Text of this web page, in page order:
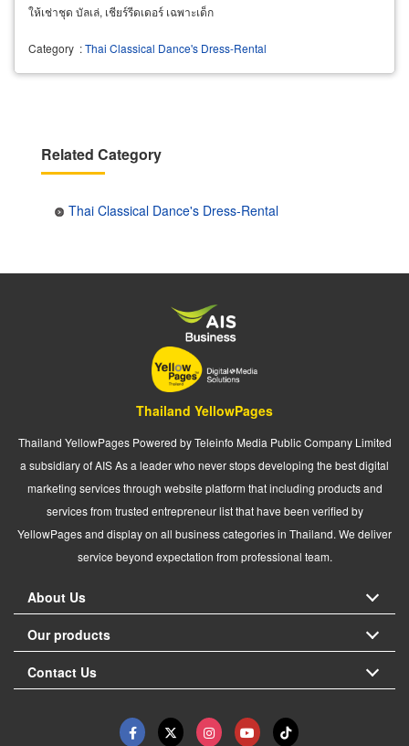
ให้เช่าชุด บัลเล่, เชียร์รีดเดอร์ เฉพาะเด็ก
Category :Thai Classical Dance's Dress-Rental
Related Category
Thai Classical Dance's Dress-Rental
Thailand YellowPages
Thailand YellowPages Powered by Teleinfo Media Public Company Limited
a subsidiary of AIS As a leader who never stops developing the best digital
marketing services through website platform that including products and
services from trusted entrepreneur list that have been verified by
YellowPages and display on all business categories in Thailand. We deliver
service beyond expectation from professional team.
About Us
Our products
Contact Us